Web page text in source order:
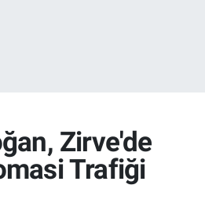
Zirve'de
Trafiği